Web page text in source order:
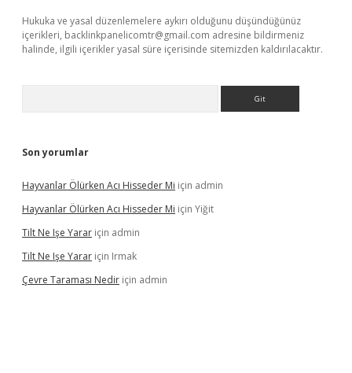
Hukuka ve yasal düzenlemelere aykırı olduğunu düşündüğünüz
içerikleri, backlinkpanelicomtr@gmail.com adresine bildirmeniz
halinde, ilgili içerikler yasal süre içerisinde sitemizden kaldırılacaktır.
Son yorumlar
Hayvanlar Ölürken Acı Hisseder Mi için admin
Hayvanlar Ölürken Acı Hisseder Mi için Yiğit
Tilt Ne Işe Yarar için admin
Tilt Ne Işe Yarar için Irmak
Çevre Taraması Nedir için admin